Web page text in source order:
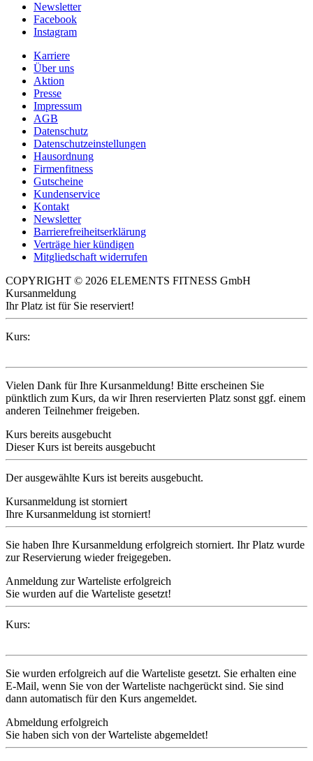
Newsletter
Facebook
Instagram
Karriere
Über uns
Aktion
Presse
Impressum
AGB
Datenschutz
Datenschutzeinstellungen
Hausordnung
Firmenfitness
Gutscheine
Kundenservice
Kontakt
Newsletter
Barrierefreiheitserklärung
Verträge hier kündigen
Mitgliedschaft widerrufen
COPYRIGHT © 2026 ELEMENTS FITNESS GmbH
Kursanmeldung
Ihr Platz ist für Sie reserviert!
Kurs:
Vielen Dank für Ihre Kursanmeldung! Bitte erscheinen Sie
pünktlich zum Kurs, da wir Ihren reservierten Platz sonst ggf. einem
anderen Teilnehmer freigeben.
Kurs bereits ausgebucht
Dieser Kurs ist bereits ausgebucht
Der ausgewählte Kurs ist bereits ausgebucht.
Kursanmeldung ist storniert
Ihre Kursanmeldung ist storniert!
Sie haben Ihre Kursanmeldung erfolgreich storniert. Ihr Platz wurde
zur Reservierung wieder freigegeben.
Anmeldung zur Warteliste erfolgreich
Sie wurden auf die Warteliste gesetzt!
Kurs:
Sie wurden erfolgreich auf die Warteliste gesetzt. Sie erhalten eine
E-Mail, wenn Sie von der Warteliste nachgerückt sind. Sie sind
dann automatisch für den Kurs angemeldet.
Abmeldung erfolgreich
Sie haben sich von der Warteliste abgemeldet!